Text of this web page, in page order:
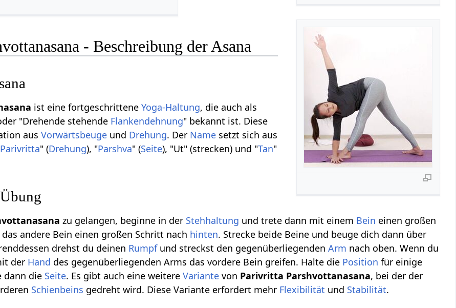
- Beschreibung der Asana
ist eine fortgeschritteneYoga-Haltung, die auch als
"Drehende stehende Flankendehnung" bekannt ist. Diese
ausVorwärtsbeuge und Drehung. Der Name setzt sich aus
Parivritta" (Drehung), "Parshva" (Seite), "Ut" (strecken) und "Tan"
zu gelangen, beginne in der Stehhaltung und trete dann mit einem Bein einen großen
andere Bein einen großen Schritt nach hinten. Strecke beide Beine und beuge dich dann über
drehst du deinen Rumpfund streckst den gegenüberliegendenArm nach oben. Wenn du
der Hand des gegenüberliegenden Arms das vordere Bein greifen. Halte die Position für einige
dann die Seite. Es gibt auch eine weitereVariante von Parivritta Parshvottanasana, bei der der
Schienbeins gedreht wird. Diese Variante erfordert mehr Flexibilität und Stabilität.